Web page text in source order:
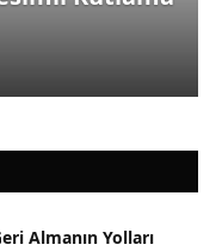
Almanın Yolları